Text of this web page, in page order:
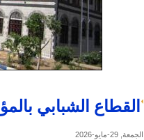
القطاع الشبابي
الجمعة, 29-مايو-2026